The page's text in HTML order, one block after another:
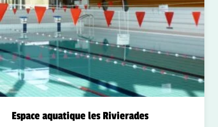
Espace aquatique les Rivierades